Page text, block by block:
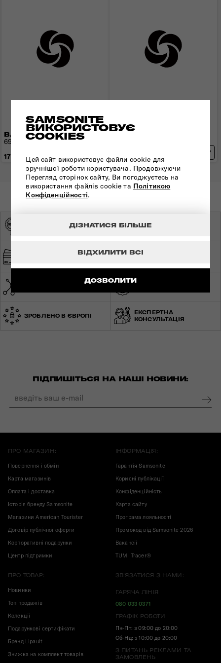
SAMSONITE
ВИКОРИСТОВУЄ
COOKIES
Цей сайт використовує файли cookie для
зручнішої роботи користувача. Продовжуючи
Перегляд сторінок сайту, Ви погоджуєтесь на
використання файлів cookie та Політикою
Конфіденційності.
ДОЗВОЛИТИ
ВІДХИЛИТИ ВСІ
ДІЗНАТИСЯ БІЛЬШЕ
ВАЛІЗА 69 СМ ESSENS
69x49x30 см | 3,8 кг | 88 л
17 290 грн
15 830 грн
ОРИГІНАЛЬНА
ЕКСКЛЮЗИВНИЙ
БЕЗПЕЧНА ОПЛАТА
ШВИДКА ТА
БЕЗКОШТОВНА
МЕРЕЖА МАГАЗИНІВ ПО
ЗРОБЛЕНО В ЄВРОПІ
ЕКСПЕРТНА
КОНСУЛЬТАЦІЯ
ПІДПИШІТЬСЯ НА НАШІ НОВИНИ:
ПРО МАГАЗИН:
Повернення і обмін
Карта магазинів
Оплата і доставка
Історія бренду Samsonite
Магазини American Tourister
Договір публічної оферти
Корпоративні подарунки
Центр підтримки
ІНФОРМАЦІЯ:
Гарантія Samsonite
Корисні публікації
Конфіденційність
Карта сайту
Програма лояльності
Промокод від Samsonite 2026
Вакансії
TUMI Tracer®
ПРО ТОВАР:
Новинки
Топ продажів
Колекції
Подарункові сертифікати
Бренд Lipault
Знижка на комплект товарів
ЗВ'ЯЗАТИСЯ З НАМИ:
ГАРЯЧА ЛІНІЯ
080 033 0371
ГРАФІК РОБОТИ
Пн-Пт: з 09:00 до 20:00
Сб-Нд: з 10:00 до 20:00
З ПИТАНЬ РЕКЛАМИ ТА
ЗАМОВЛЕНЬ